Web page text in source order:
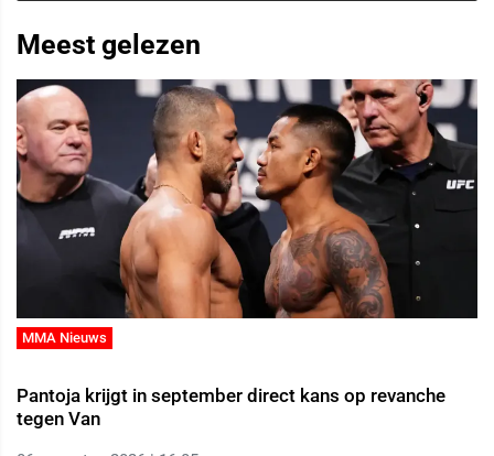
Meest gelezen
MMA Nieuws
Pantoja krijgt in september direct kans op revanche
tegen Van